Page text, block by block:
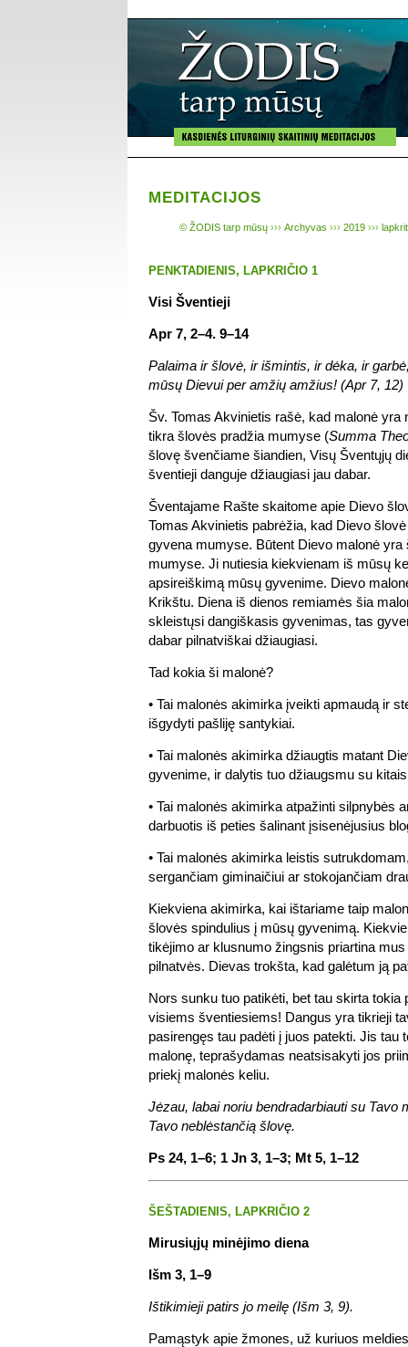
MEDITACIJOS
© ŽODIS tarp mūsų ››› Archyvas ››› 2019 ›››
PENKTADIENIS, LAPKRIČIO 1
Visi Šventieji
Apr 7, 2–4. 9–14
Palaima ir šlovė, ir išmintis, ir dėka, ir
mūsų Dievui per amžių amžius! (Apr 7, 12)
Šv. Tomas Akvinietis rašė, kad malonė yra
tikra šlovės pradžia mumyse (Summa
šlovę švenčiame šiandien, Visų Šventųjų
šventieji danguje džiaugiasi jau dabar.
Šventajame Rašte skaitome apie Dievo
Tomas Akvinietis pabrėžia, kad Dievo
gyvena mumyse. Būtent Dievo malonė yra
mumyse. Ji nutiesia kiekvienam iš mūsų
apsireiškimą mūsų gyvenime. Dievo
Krikštu. Diena iš dienos remiamės šia
skleistųsi dangiškasis gyvenimas, tas
dabar pilnatviškai džiaugiasi.
Tad kokia ši malonė?
• Tai malonės akimirka įveikti apmaudą ir
išgydyti pašliję santykiai.
• Tai malonės akimirka džiaugtis matant
gyvenime, ir dalytis tuo džiaugsmu su
• Tai malonės akimirka atpažinti silpnybės
darbuotis iš peties šalinant įsisenėjusius
• Tai malonės akimirka leistis
sergančiam giminaičiui ar stokojančiam
Kiekviena akimirka, kai ištariame taip
šlovės spindulius į mūsų gyvenimą.
tikėjimo ar klusnumo žingsnis priartina
pilnatvės. Dievas trokšta, kad galėtum ją
Nors sunku tuo patikėti, bet tau skirta tokia
visiems šventiesiems! Dangus yra tikrieji
pasirengęs tau padėti į juos patekti. Jis tau
malonę, teprašydamas neatsisakyti jos
priekį malonės keliu.
Jėzau, labai noriu bendradarbiauti su Tavo
Tavo neblėstančią šlovę.
Ps 24, 1–6; 1 Jn 3, 1–3; Mt 5, 1–12
ŠEŠTADIENIS, LAPKRIČIO 2
Mirusiųjų minėjimo diena
Išm 3, 1–9
Ištikimieji patirs jo meilę (Išm 3, 9).
Pamąstyk apie žmones, už kuriuos